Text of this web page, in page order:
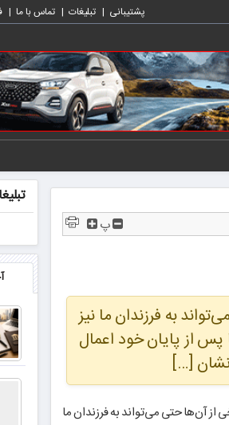
پشتیبانی تبلیغات تماس با ما
پ
به فرزندان ما نیز
از پایان خود اعمال
نشان […]
از آن‌ها حتی می‌تواند به فرزندان ما